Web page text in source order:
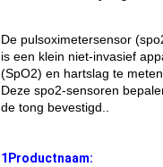
De pulsoximetersensor
is een klein niet-invasief
(SpO2) en hartslag te meten.
Deze spo2-sensoren
de tong bevestigd..
1Productnaam: